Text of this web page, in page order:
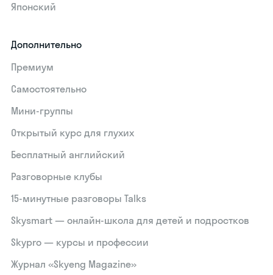
Японский
Дополнительно
Премиум
Самостоятельно
Мини-группы
Открытый курс для глухих
Бесплатный английский
Разговорные клубы
15‑минутные разговоры Talks
Skysmart — онлайн-школа для детей и подростков
Skypro — курсы и профессии
Журнал «Skyeng Magazine»